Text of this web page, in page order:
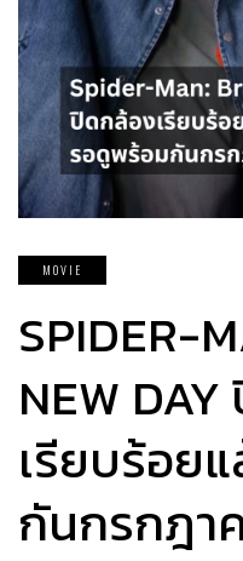
MOVIE
SPIDER-
NEW
เรียบร้อย
กันกรกฎา